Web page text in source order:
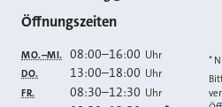
Öffnungszeiten
MO.–MI. 08:00–16:00 Uhr
DO. 13:00–18:00 Uhr
FR. 08:30–12:30 Uhr
*